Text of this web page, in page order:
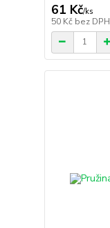
61 Kč/ks
50 Kč bez DPH